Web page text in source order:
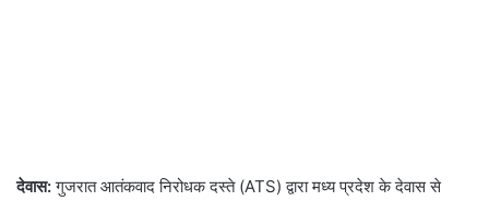
देवास:गुजरात आतंकवाद निरोधक दस्ते (ATS) द्वारा मध्य प्रदेश के देवास से